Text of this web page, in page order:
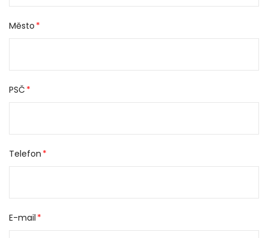
Město
PSČ
Telefon
E-mail